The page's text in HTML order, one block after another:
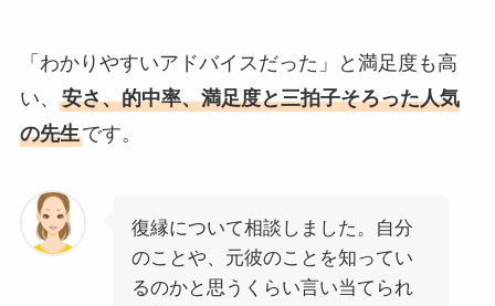
「わかりやすいアドバイスだった」と満足度も高
い、 安さ、的中率、満足度と三拍子そろった人気
の先生です。
復縁について相談しました。自分
のことや、元彼のことを知ってい
るのかと思うくらい言い当てられ